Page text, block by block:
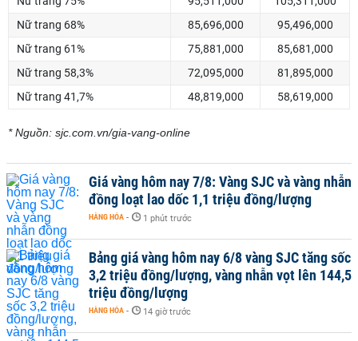
Nữ trang 68%
85,696,000
95,496,000
Nữ trang 61%
75,881,000
85,681,000
Nữ trang 58,3%
72,095,000
81,895,000
Nữ trang 41,7%
48,819,000 58,619,000
* Nguồn: sjc.com.vn/gia-vang-online
Giá vàng hôm nay 7/8: Vàng SJC và vàng nhẫn
đồng loạt lao dốc 1,1 triệu đồng/lượng
HÀNG HÓA - 1 phút trước
Bảng giá vàng hôm nay 6/8 vàng SJC tăng sốc
3,2 triệu đồng/lượng, vàng nhẫn vọt lên 144,5
triệu đồng/lượng
HÀNG HÓA - 14 giờ trước